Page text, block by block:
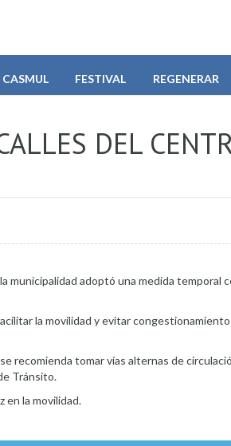
CASMUL FESTIVAL REGENERAR
DEL
municipalidad adoptó una medida temporal
la movilidad y evitar
recomienda tomar vías alternas de
Tránsito.
en la movilidad.